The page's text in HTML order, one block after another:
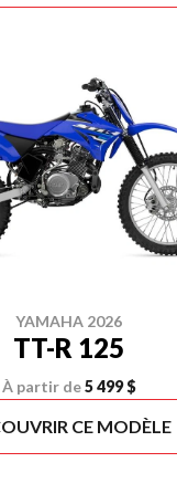
YAMAHA 2026
TT-R 125
À partir de5 499 $
CE MODÈLE